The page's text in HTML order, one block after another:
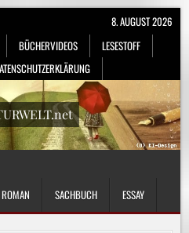
BÜCHERVIDEOS
LESESTOFF
8. AUGUST 2026
ROMAN SACHBUCH ESSAY